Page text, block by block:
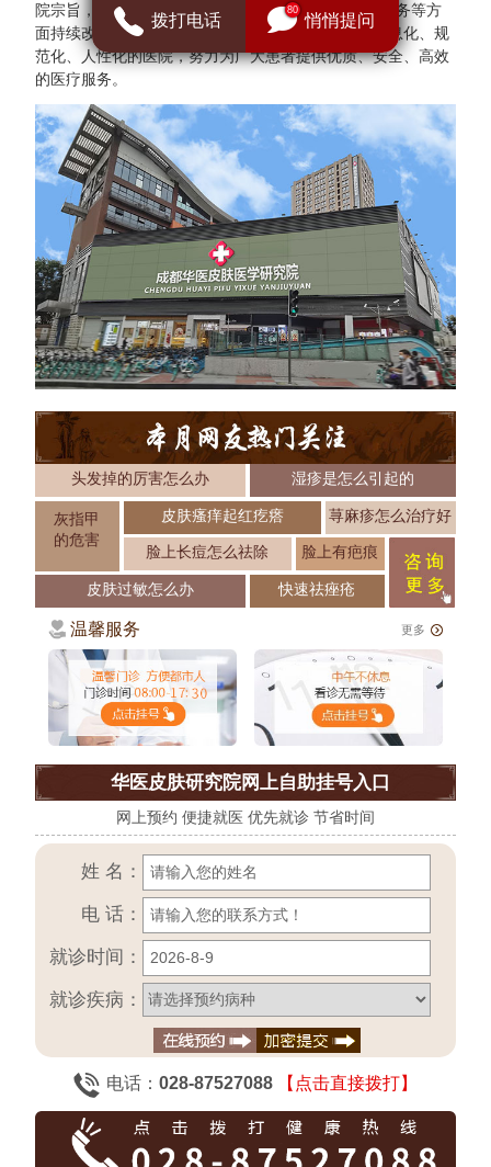
院宗旨，并借鉴医院JCI认证标准，在医疗、管理、服务等方
面持续改进，全面建设现代化、科学化、标准化、信息化、规
范化、人性化的医院，努力为广大患者提供优质、安全、高效
的医疗服务。
头发掉的厉害怎么办 湿疹是怎么引起的
灰指甲
的危害
皮肤瘙痒起红疙瘩 荨麻疹怎么治疗好
脸上长痘怎么祛除 脸上有疤痕
皮肤过敏怎么办 快速祛痤疮
温馨服务 更多
华医皮肤研究院网上自助挂号入口
网上预约 便捷就医 优先就诊 节省时间
姓 名：
电 话：
就诊时间：
就诊疾病：
电话： 028-87527088 【点击直接拨打】
拨打电话
80
悄悄提问